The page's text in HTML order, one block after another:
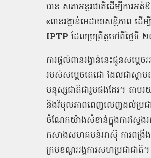
បាន សភាអន្តរជាតិដើម្បីការអត់
«ពានរង្វាន់មេដាយសន្តិភាព ដើ
IPTPដែលប្រព្រឹត្តទៅពីថ្ងៃទី
ការផ្តល់ពានរង្វាន់នេះជូនសម្ត
របស់សម្តេចតេជោ ដែលជាស្ថាប
មនុស្សជាតិជារួមផងដែរ។ តាម
និងវិបុលភាពពេញលេញដល់ប្រជា
ចំណែកយ៉ាងសំខាន់ក្នុងការស្វែងរ
កសាងសហគមន៍អាស៊ី ការពង្
ក្របខណ្ឌអង្គការសហប្រជាជាតិ។